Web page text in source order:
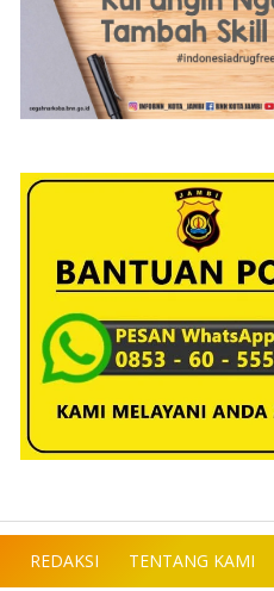
REDAKSI TENTANG KAMI